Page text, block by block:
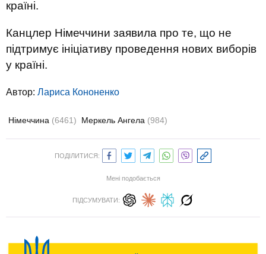
країні.
Канцлер Німеччини заявила про те, що не
підтримує ініціативу проведення нових виборів
у країні.
Автор: Лариса Кононенко
Німеччина (6461) Меркель Ангела (984)
ПОДІЛИТИСЯ:
Мені подобається
ПІДСУМУВАТИ: